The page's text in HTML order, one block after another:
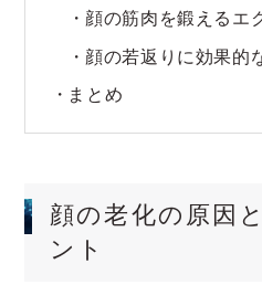
顔の筋肉を鍛えるエ
顔の若返りに効果的
まとめ
顔の老化の原因
ント